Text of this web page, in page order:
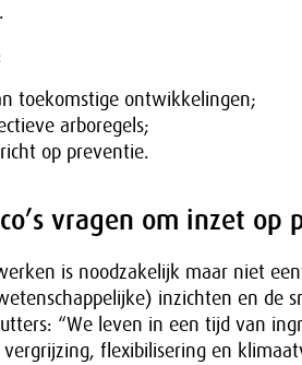
toekomstige ontwikkelingen;
arboregels;
op preventie.
vragen om inzet op
is noodzakelijk maar niet
inzichten en de
“We leven in een tijd van
flexibilisering en